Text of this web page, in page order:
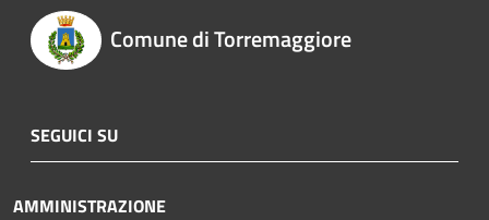
Comune di Torremaggiore
SEGUICI SU
AMMINISTRAZIONE